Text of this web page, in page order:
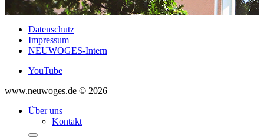
Datenschutz
Impressum
NEUWOGES-Intern
YouTube
www.neuwoges.de © 2026
Über uns
Kontakt